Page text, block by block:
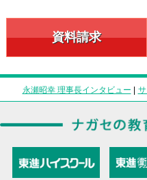
資料請求
永瀬昭幸 理事長インタビュー |